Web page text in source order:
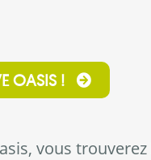
OASIS !
vous trouverez